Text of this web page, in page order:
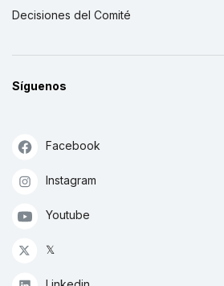
Decisiones del Comité
Síguenos
Facebook
Instagram
Youtube
𝕏